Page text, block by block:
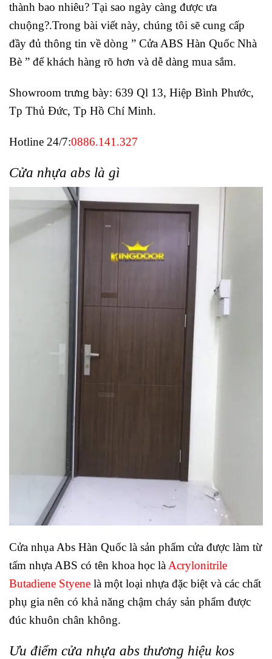
thành bao nhiêu? Tại sao ngày càng được ưa
chuộng?.Trong bài viết này, chúng tôi sẽ cung cấp
đầy đủ thông tin về dòng ” Cửa ABS Hàn Quốc Nhà
Bè ” để khách hàng rõ hơn và dễ dàng mua sắm.
Showroom trưng bày: 639 Ql 13, Hiệp Bình Phước,
Tp Thủ Đức, Tp Hồ Chí Minh.
Hotline 24/7:0886.141.327
Cửa nhựa abs là gì
Cửa nhụa Abs Hàn Quốc là sản phẩm cửa được làm từ
tấm nhựa ABS có tên khoa học là Acrylonitrile
Butadiene Styene là một loại nhựa đặc biệt và các chất
phụ gia nên có khả năng chậm cháy sản phẩm được
đúc khuôn chân không.
Ưu điểm cửa nhựa abs thương hiệu kos